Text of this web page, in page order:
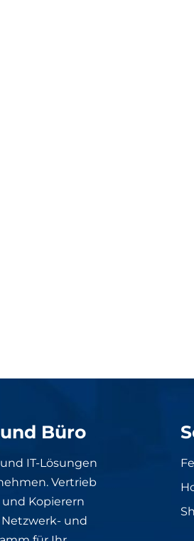
Büro
IT-Lösungen
Vertrieb
Kopierern
und